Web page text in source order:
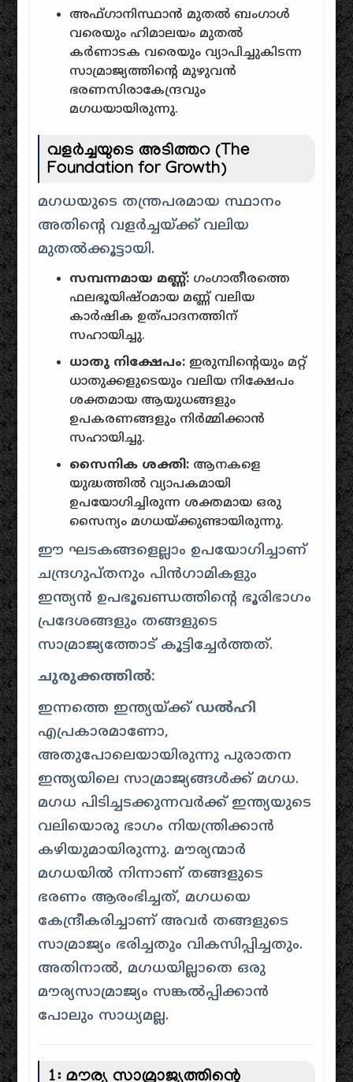
അഫ്ഗാനിസ്ഥാൻ മുതൽ ബംഗാൾ
വരെയും ഹിമാലയം മുതൽ
കർണാടക വരെയും വ്യാപിച്ചുകിടന്ന
സാമ്രാജ്യത്തിന്റെ മുഴുവൻ
ഭരണസിരാകേന്ദ്രവും
മഗധയായിരുന്നു.
വളർച്ചയുടെ അടിത്തറ (The
Foundation for Growth)
മഗധയുടെ തന്ത്രപരമായ സ്ഥാനം
അതിന്റെ വളർച്ചയ്ക്ക് വലിയ
മുതൽക്കൂട്ടായി.
സമ്പന്നമായ മണ്ണ്: ഗംഗാതീരത്തെ
ഫലഭൂയിഷ്ഠമായ മണ്ണ് വലിയ
കാർഷിക ഉത്പാദനത്തിന്
സഹായിച്ചു.
ധാതു നിക്ഷേപം: ഇരുമ്പിന്റെയും മറ്റ്
ധാതുക്കളുടെയും വലിയ നിക്ഷേപം
ശക്തമായ ആയുധങ്ങളും
ഉപകരണങ്ങളും നിർമ്മിക്കാൻ
സഹായിച്ചു.
സൈനിക ശക്തി: ആനകളെ
യുദ്ധത്തിൽ വ്യാപകമായി
ഉപയോഗിച്ചിരുന്ന ശക്തമായ ഒരു
സൈന്യം മഗധയ്ക്കുണ്ടായിരുന്നു.
ഈ ഘടകങ്ങളെല്ലാം ഉപയോഗിച്ചാണ്
ചന്ദ്രഗുപ്തനും പിൻഗാമികളും
ഇന്ത്യൻ ഉപഭൂഖണ്ഡത്തിന്റെ ഭൂരിഭാഗം
പ്രദേശങ്ങളും തങ്ങളുടെ
സാമ്രാജ്യത്തോട് കൂട്ടിച്ചേർത്തത്.
ചുരുക്കത്തിൽ:
ഇന്നത്തെ ഇന്ത്യയ്ക്ക് ഡൽഹി
എപ്രകാരമാണോ,
അതുപോലെയായിരുന്നു പുരാതന
ഇന്ത്യയിലെ സാമ്രാജ്യങ്ങൾക്ക് മഗധ.
മഗധ പിടിച്ചടക്കുന്നവർക്ക് ഇന്ത്യയുടെ
വലിയൊരു ഭാഗം നിയന്ത്രിക്കാൻ
കഴിയുമായിരുന്നു. മൗര്യന്മാർ
മഗധയിൽ നിന്നാണ് തങ്ങളുടെ
ഭരണം ആരംഭിച്ചത്, മഗധയെ
കേന്ദ്രീകരിച്ചാണ് അവർ തങ്ങളുടെ
സാമ്രാജ്യം ഭരിച്ചതും വികസിപ്പിച്ചതും.
അതിനാൽ, മഗധയില്ലാതെ ഒരു
മൗര്യസാമ്രാജ്യം സങ്കൽപ്പിക്കാൻ
പോലും സാധ്യമല്ല.
1: മൗര്യ സാമ്രാജ്യത്തിന്റെ